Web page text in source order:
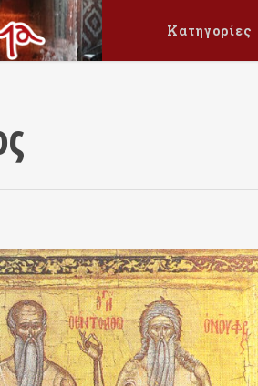
Κατηγορίες